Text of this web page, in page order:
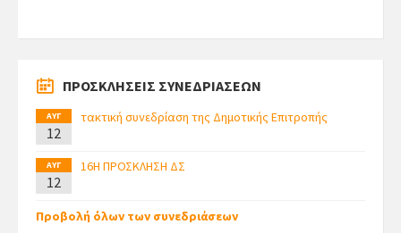
ΠΡΟΣΚΛΗΣΕΙΣ ΣΥΝΕΔΡΙΑΣΕΩΝ
ΑΥΓ
12
τακτική συνεδρίαση της Δημοτικής Επιτροπής
ΑΥΓ
12
16Η ΠΡΟΣΚΛΗΣΗ ΔΣ
Προβολή όλων των συνεδριάσεων